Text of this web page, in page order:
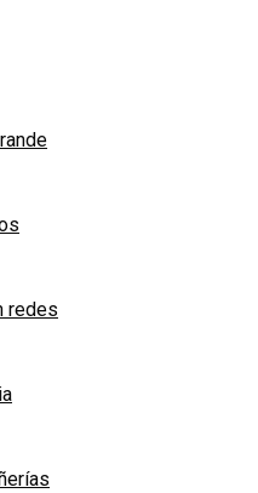
redes